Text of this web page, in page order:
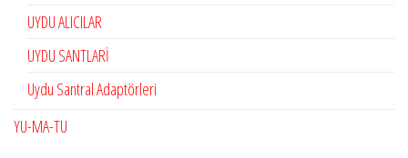
UYDU ALICILAR
UYDU SANTLARİ
Uydu Santral Adaptörleri
YU-MA-TU